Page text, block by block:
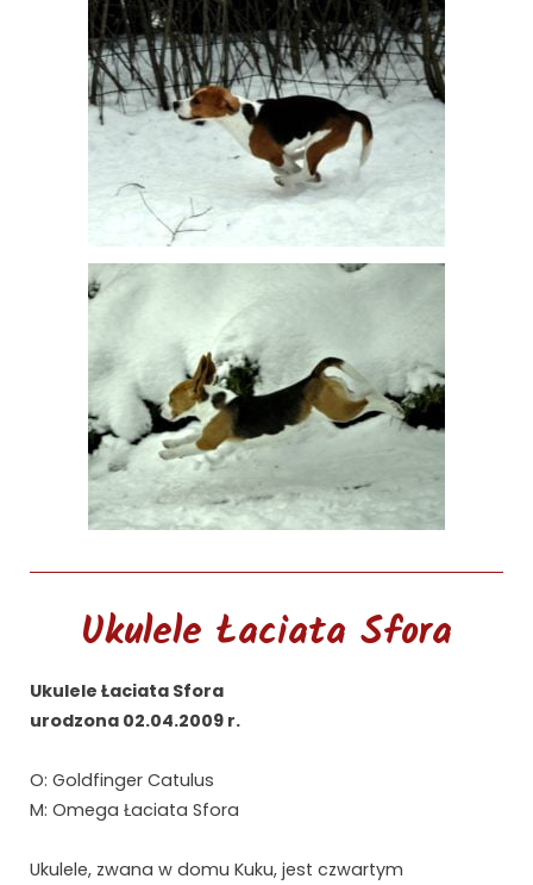
Ukulele Łaciata Sfora
Ukulele Łaciata Sfora
urodzona 02.04.2009 r.
O: Goldfinger Catulus
M: Omega Łaciata Sfora
Ukulele, zwana w domu Kuku, jest czwartym